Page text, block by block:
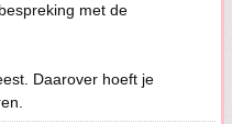
met de
Daarover hoeft je